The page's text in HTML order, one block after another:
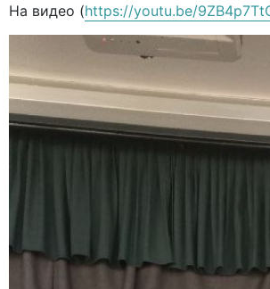
На видео (https://youtu.be/